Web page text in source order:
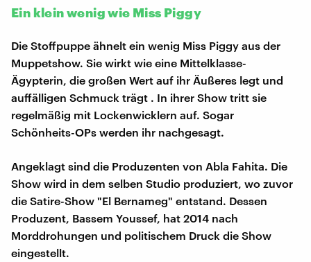
Ein klein wenig wie Miss Piggy
Die Stoffpuppe ähnelt ein wenig Miss Piggy aus der
Muppetshow. Sie wirkt wie eine Mittelklasse-
Ägypterin, die großen Wert auf ihr Äußeres legt und
auffälligen Schmuck trägt . In ihrer Show tritt sie
regelmäßig mit Lockenwicklern auf. Sogar
Schönheits-OPs werden ihr nachgesagt.
Angeklagt sind die Produzenten von Abla Fahita. Die
Show wird in dem selben Studio produziert, wo zuvor
die Satire-Show "El Bernameg" entstand. Dessen
Produzent, Bassem Youssef, hat 2014 nach
Morddrohungen und politischem Druck die Show
eingestellt.